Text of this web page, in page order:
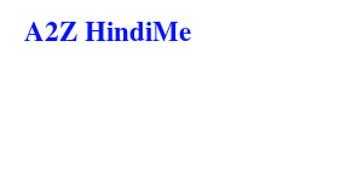
SkipA2Z HindiMe